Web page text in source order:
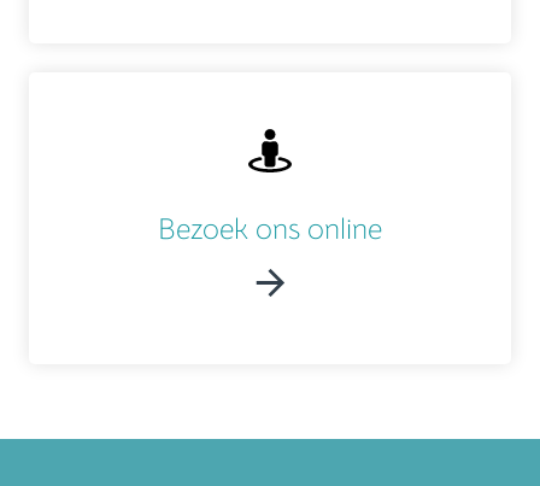
Bezoek ons online